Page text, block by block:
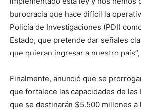
burocracia que hace difícil la
Policía de Investigaciones (PDI)
Estado, que pretende dar señales
que quieran ingresar a nuestro
Finalmente, anunció que se
que fortalece las capacidades de las
que se destinarán $5.500 millones a